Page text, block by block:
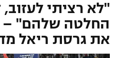
גביע הטוטו
ליגיונרים
ליגת האלופות
ליגה אירופית
ליגה אנגלית
כדורסל ישראלי
ליגת ווינר סל
כדורסל עולמי
"לא רציתי לעזוב,
החלטה שלהם" –
את גרסת ריאל